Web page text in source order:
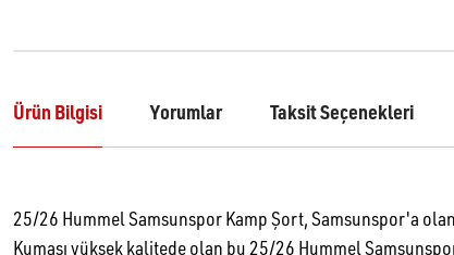
Ürün Bilgisi Yorumlar Taksit Seçenekleri
25/26 Hummel Samsunspor Kamp Şort, Samsunspor'a
Kumaşı yüksek kalitede olan bu 25/26 Hummel